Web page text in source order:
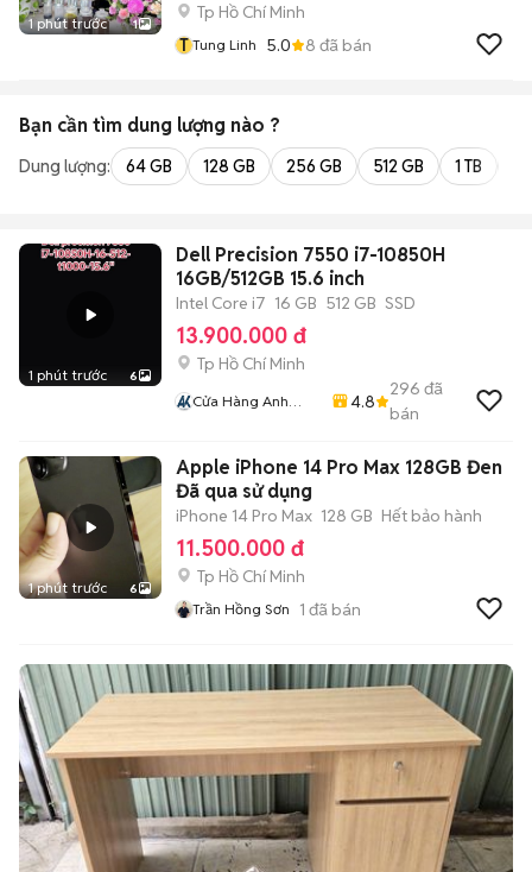
1 phút trước 1
Tp Hồ Chí Minh
T Tung Linh 5.0 8 đã bán
Bạn cần tìm dung lượng nào ?
Dung lượng: 64 GB 128 GB 256 GB 512 GB 1 TB
1 phút trước 6
Dell Precision 7550 i7-10850H
16GB/512GB 15.6 inch
Intel Core i7 16 GB 512 GB SSD
13.900.000 đ
Tp Hồ Chí Minh
Cửa Hàng Anh
4.8
296 đã
bán
1 phút trước 6
Apple iPhone 14 Pro Max 128GB Đen
Đã qua sử dụng
iPhone 14 Pro Max 128 GB Hết bảo hành
11.500.000 đ
Tp Hồ Chí Minh
Trần Hồng Sơn 1 đã bán